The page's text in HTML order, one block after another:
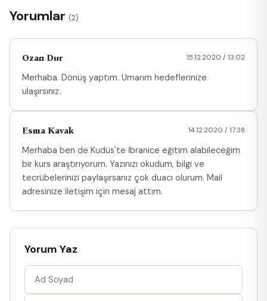
Yorumlar (2)
Ozan Dur 15.12.2020 / 13:02
Merhaba. Dönüş yaptım. Umarım hedeflerinize
ulaşırsınız.
Esma Kavak 14.12.2020 / 17:38
Merhaba ben de Kudüs'te İbranice eğitim alabileceğim
bir kurs araştırıyorum. Yazınızı okudum, bilgi ve
tecrübelerinizi paylaşırsanız çok duacı olurum. Mail
adresinize iletişim için mesaj attım.
Yorum Yaz